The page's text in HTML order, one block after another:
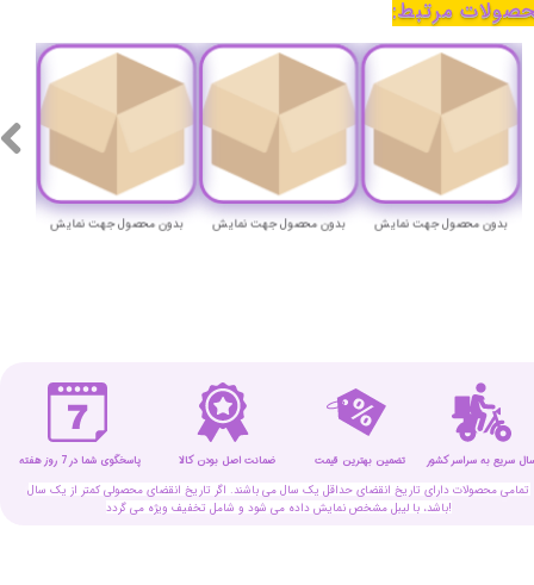
بدون محصول جهت نمایش بدون محصول جهت نمایش بدون محصول جهت نمایش
مرتبط:
تمامی محصولات دارای تاریخ انقضای حداقل یک سال می باشند. اگر تاریخ انقضای محصولی کمتر از یک سال
باشد، با لیبل مشخص نمایش داده می شود و شامل تخفیف ویژه می گردد!
ضمانت اصل بودن کالا تضمین بهترین قیمت پاسخگوی شما در 7 روز هفته سریع به سراسر کشور